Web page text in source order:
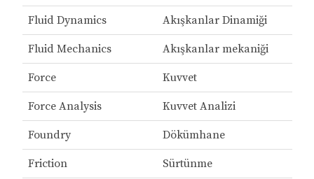
Fluid Dynamics Akışkanlar Dinamiği
Fluid Mechanics Akışkanlar mekaniği
Force Kuvvet
Force Analysis Kuvvet Analizi
Foundry Dökümhane
Friction Sürtünme